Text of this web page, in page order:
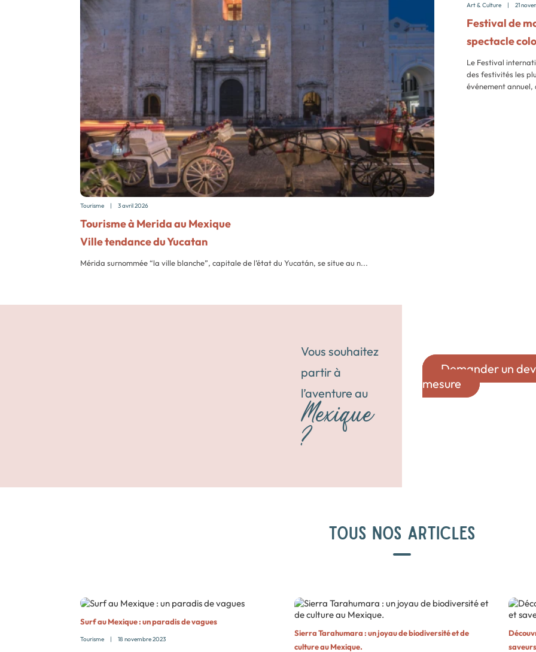
Tourisme | 3 avril 2026
Tourisme à Merida au Mexique
Ville tendance du Yucatan
Mérida surnommée “la ville blanche”, capitale de l’état du Yucatán, se situe au n...
Art & Culture | 21
Festival de
spectacle
Le Festival
des festivités les
événement annuel,
Vous souhaitez
partir à
l’aventure au
Mexique
?
Demander un
mesure
TOUS NOS ARTICLES
Surf au Mexique : un paradis de vagues
Tourisme | 18 novembre 2023
Sierra Tarahumara : un joyau de biodiversité et de
culture au Mexique.